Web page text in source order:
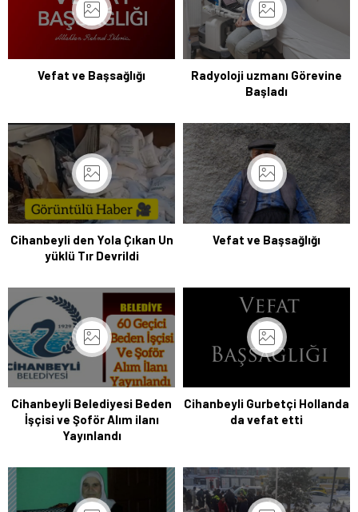
Vefat ve Başsağlığı
Radyoloji uzmanı Görevine
Başladı
Cihanbeyli den Yola Çıkan Un
yüklü Tır Devrildi
Vefat ve Başsağlığı
Cihanbeyli Belediyesi Beden
İşçisi ve Şoför Alım ilanı
Yayınlandı
Cihanbeyli Gurbetçi Hollanda
da vefat etti